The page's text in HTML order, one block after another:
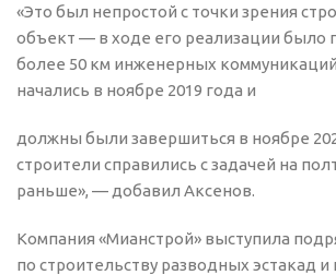
«Это был непростой с точки зрения
объект — в ходе его реализации было
более 50 км инженерных
начались в ноябре 2019 года и
должны были завершиться в ноябре
строители справились с задачей на
раньше», — добавил Аксенов.
Компания «Мианстрой» выступила
по строительству разводных эстакад